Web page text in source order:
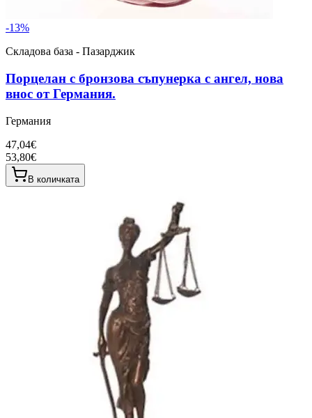
-13%
Складова база - Пазарджик
Порцелан с бронзова съпунерка с ангел, нова
внос от Германия.
Германия
47,04€
53,80€
В количката